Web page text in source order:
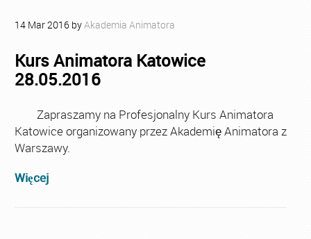
14 Mar2016 byAkademia Animatora
Kurs Animatora Katowice
28.05.2016
Zapraszamy na Profesjonalny Kurs Animatora
Katowice organizowany przez Akademię Animatora z
Warszawy.
Więcej